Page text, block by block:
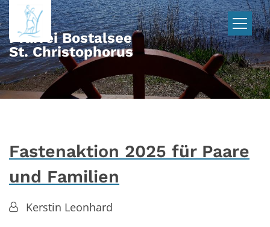
Zum Inhalt springen
Pfarrei Bostalsee
St. Christophorus
Fastenaktion 2025 für Paare
und Familien
Von:Kerstin Leonhard